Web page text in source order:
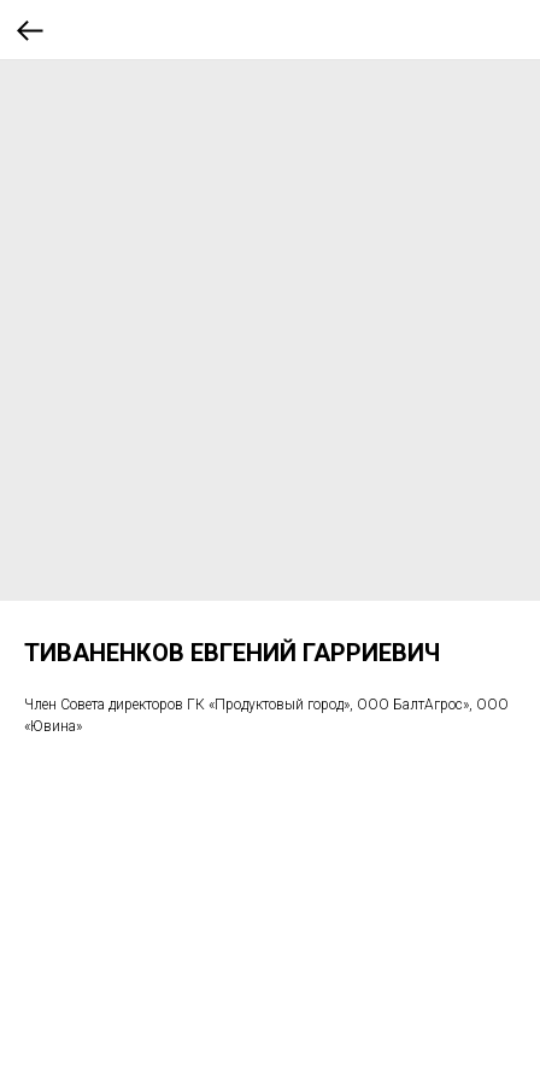
ТИВАНЕНКОВ ЕВГЕНИЙ ГАРРИЕВИЧ
Член Совета директоров ГК «Продуктовый город», ООО БалтАгрос», ООО
«Ювина»